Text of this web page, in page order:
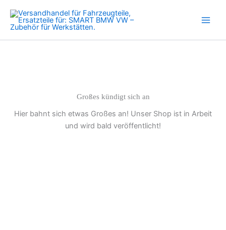
Inhalt
springen
Großes kündigt sich an
Hier bahnt sich etwas Großes an! Unser Shop ist in Arbeit
und wird bald veröffentlicht!